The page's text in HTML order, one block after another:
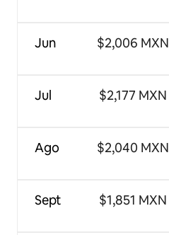
Jun
Jul
Ago
Sept
$2,006 MXN
$2,177 MXN
$2,040 MXN
$1,851 MXN